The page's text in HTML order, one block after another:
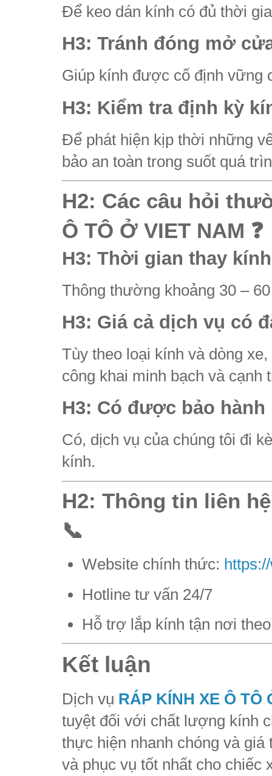
Để keo dán kính có đủ thời
H3: Tránh đóng mở
Giúp kính được cố định vững
H3: Kiểm tra định kỳ
Để phát hiện kịp thời những
bảo an toàn trong suốt quá
H2: Các câu hỏi
Ô TÔ Ở VIET NAM ❓
H3: Thời gian thay
Thông thường khoảng 30 –
H3: Giá cả dịch vụ có
Tùy theo loại kính và dòng
công khai minh bạch và cạnh
H3: Có được bảo
Có, dịch vụ của chúng tôi đi
kính.
H2: Thông tin liên
📞
Website chính thức:
Hotline tư vấn 24/7
Hỗ trợ lắp kính tận nơi
Kết luận
Dịch vụ RÁP KÍNH XE Ô TÔ
tuyệt đối với chất lượng kính
thực hiện nhanh chóng và
và phục vụ tốt nhất cho chiếc